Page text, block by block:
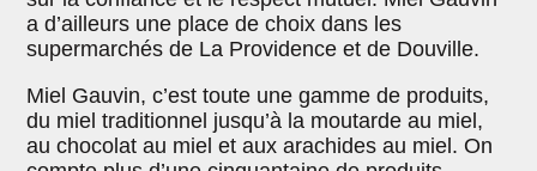
a d’ailleurs une place de choix dans les
supermarchés de La Providence et de Douville.
Miel Gauvin, c’est toute une gamme de produits,
du miel traditionnel jusqu’à la moutarde au miel,
au chocolat au miel et aux arachides au miel. On